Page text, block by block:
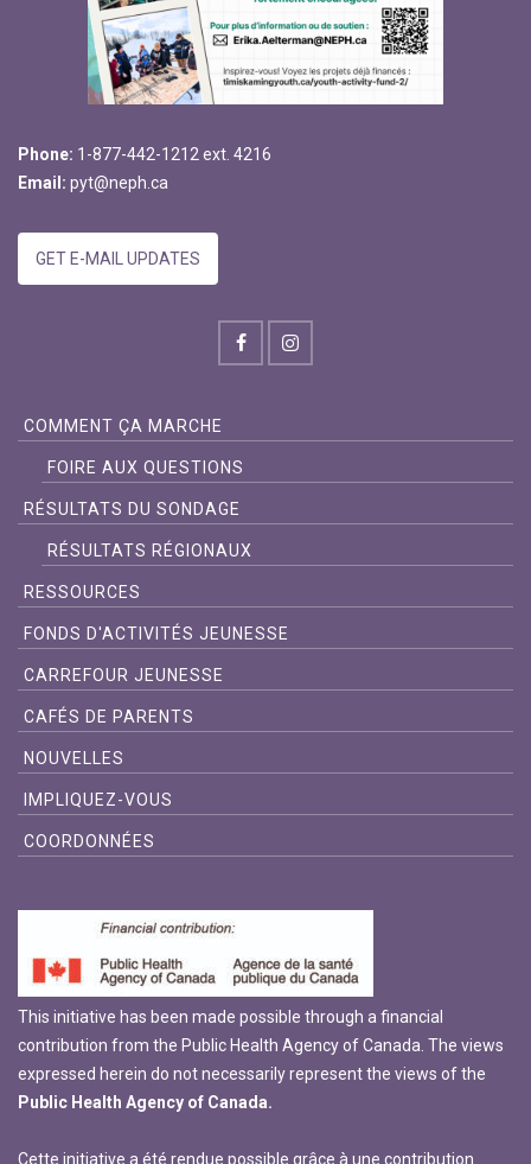
Phone: 1-877-442-1212 ext. 4216
Email: pyt@neph.ca
GET E-MAIL UPDATES
COMMENT ÇA MARCHE
FOIRE AUX QUESTIONS
RÉSULTATS DU SONDAGE
RÉSULTATS RÉGIONAUX
RESSOURCES
FONDS D'ACTIVITÉS JEUNESSE
CARREFOUR JEUNESSE
CAFÉS DE PARENTS
NOUVELLES
IMPLIQUEZ-VOUS
COORDONNÉES
This initiative has been made possible through a financial
contribution from the Public Health Agency of Canada. The views
expressed herein do not necessarily represent the views of the
Public Health Agency of Canada.
Cette initiative a été rendue possible grâce à une contribution